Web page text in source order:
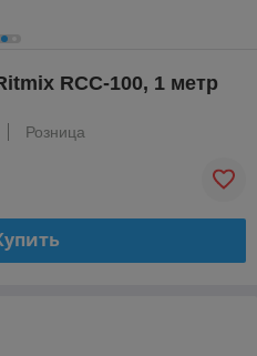
RCC-100, 1 метр
Розница